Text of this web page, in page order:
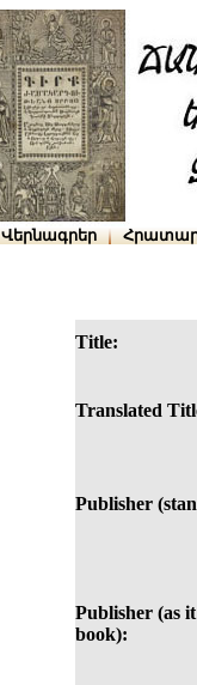
Վերնագրեր
Title:
Translated
Publisher
Publisher (as
book):